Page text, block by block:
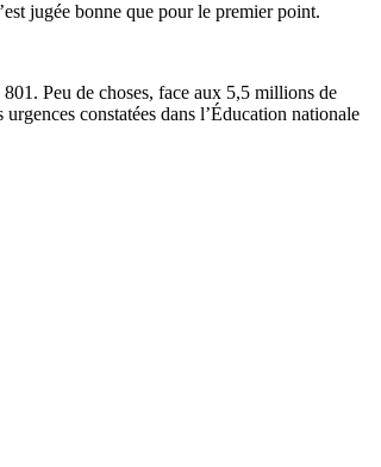
jugée bonne que pour le premier point.
Peu de choses, face aux 5,5 millions de
constatées dans l’Éducation nationale